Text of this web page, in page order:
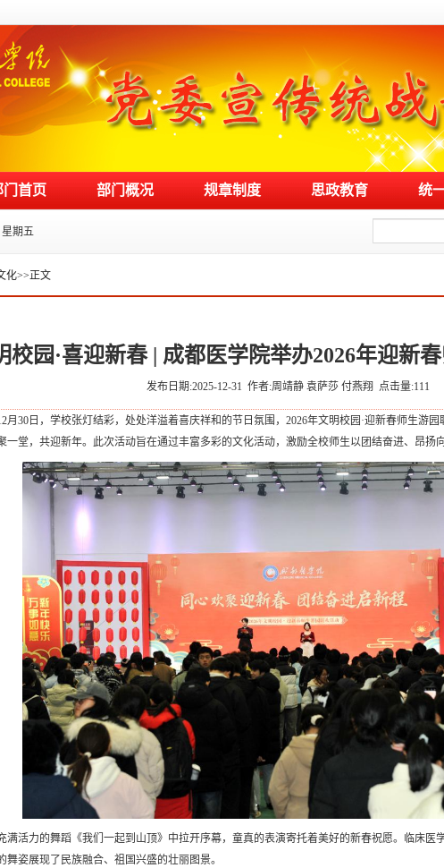
门首页 部门概况 规章制度 思政教育 统
星期五
化>>正文
校园·喜迎新春 | 成都医学院举办2026年迎新
发布日期:2025-12-31 作者:周靖静 袁萨莎 付燕翔 点击量:111
月30日，学校张灯结彩，处处洋溢着喜庆祥和的节日氛围，2026年文明校园·迎新春师生游
一堂，共迎新年。此次活动旨在通过丰富多彩的文化活动，激励全校师生以团结奋进、昂扬
满活力的舞蹈《我们一起到山顶》中拉开序幕，童真的表演寄托着美好的新春祝愿。临床医
舞姿展现了民族融合、祖国兴盛的壮丽图景。